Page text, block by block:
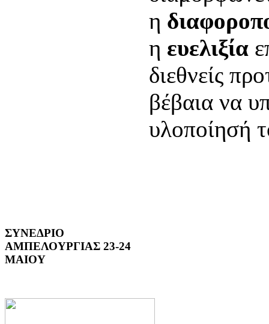
η
η ευελιξία
διεθνείς
βέβαια να
υλοποίησή
ΣΥΝΕΔΡΙΟ
ΑΜΠΕΛΟΥΡΓΙΑΣ 23-24
ΜΑΙΟΥ